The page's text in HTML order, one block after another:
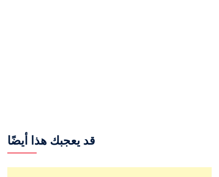
قد يعجبك هذا أيضًا